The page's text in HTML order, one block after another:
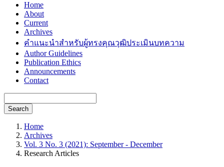
Home
About
Current
Archives
คำแนะนำสำหรับผู้ทรงคุณวุฒิประเมินบทความ
Author Guidelines
Publication Ethics
Announcements
Contact
Search
Home
Archives
Vol. 3 No. 3 (2021): September - December
Research Articles